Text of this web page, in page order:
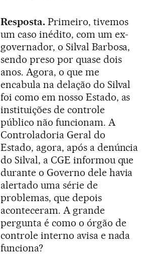
Resposta. Primeiro, tivemos
um caso inédito, com um ex-
governador, o Silval Barbosa,
sendo preso por quase dois
anos. Agora, o que me
encabula na delação do Silval
foi como em nosso Estado, as
instituições de controle
público não funcionam. A
Controladoria Geral do
Estado, agora, após a denúncia
do Silval, a CGE informou que
durante o Governo dele havia
alertado uma série de
problemas, que depois
aconteceram. A grande
pergunta é como o órgão de
controle interno avisa e nada
funciona?